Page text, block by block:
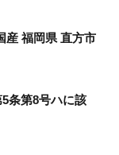
産 福岡県 直方市
条第8号ハに該